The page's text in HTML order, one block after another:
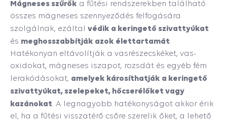
Mágneses szűrők a fűtési rendszerekben található
összes mágneses szennyeződés felfogására
szolgálnak, ezáltal védik a keringető szivattyúkat
és meghosszabbítják azok élettartamát
Hatékonyan eltávolítják a vasrészecskéket, vas-
oxidokat, mágneses iszapot, rozsdát és egyéb fém
lerakódásokat, amelyek károsíthatják a keringető
szivattyúkat, szelepeket, hőcserélőket vagy
kazánokat . A legnagyobb hatékonyságot akkor érik
el, ha a fűtési visszatérő csőre szerelik őket, a lehető